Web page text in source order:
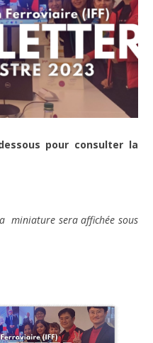
pour consulter la
miniature sera affichée sous